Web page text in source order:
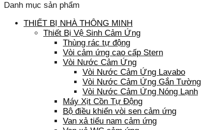
Danh mục sản phẩm
THIẾT BỊ NHÀ THÔNG MINH
Thiết Bị Vệ Sinh Cảm Ứng
Thùng rác tự động
Vòi cảm ứng cao cấp Stern
Vòi Nước Cảm Ứng
Vòi Nước Cảm Ứng Lavabo
Vòi Nước Cảm Ứng Gắn Tường
Vòi Nước Cảm Ứng Nóng Lạnh
Máy Xịt Cồn Tự Động
Bộ điều khiển vòi sen cảm ứng
Van xả tiểu nam cảm ứng